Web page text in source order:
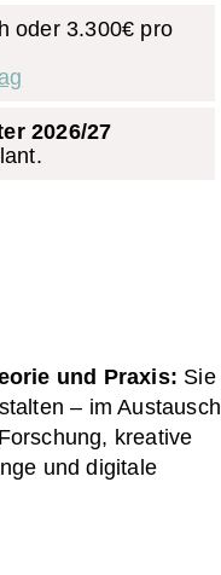
oder 3.300€ pro
2026/27
und Praxis: Sie
– im Austausch
kreative
und digitale